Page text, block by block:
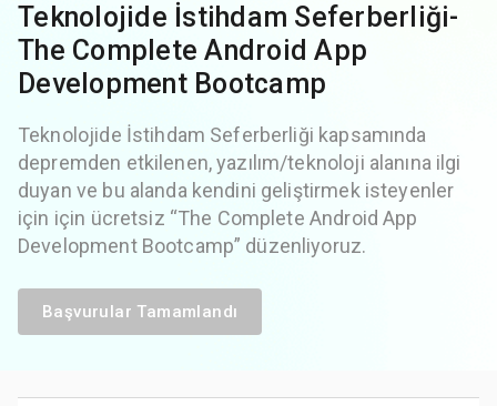
Teknolojide İstihdam Seferberliği-
The Complete Android App
Development Bootcamp
Teknolojide İstihdam Seferberliği kapsamında
depremden etkilenen, yazılım/teknoloji alanına ilgi
duyan ve bu alanda kendini geliştirmek isteyenler
için için ücretsiz “The Complete Android App
Development Bootcamp” düzenliyoruz.
Başvurular Tamamlandı